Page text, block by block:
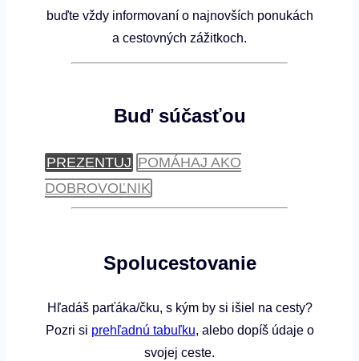
buďte vždy informovaní o najnovších ponukách
a cestovných zážitkoch.
Buď súčasťou
PREZENTUJ POMÁHAJ AKO
DOBROVOĽNIK
Spolucestovanie
Hľadáš parťáka/čku, s kým by si išiel na cesty?
Pozri si prehľadnú tabuľku, alebo dopíš údaje o
svojej ceste.